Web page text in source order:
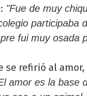
"Fue de muy
participaba
fui muy osada
se refirió al
amor es la base